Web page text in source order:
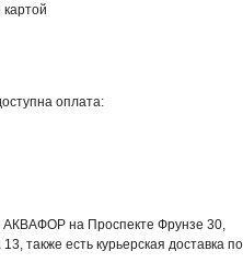
оплата:
АКВАФОР на Проспекте Фрунзе 30,
также есть курьерская доставка по